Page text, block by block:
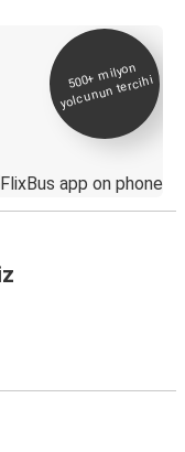
500+
milyon
yolcunun tercihi